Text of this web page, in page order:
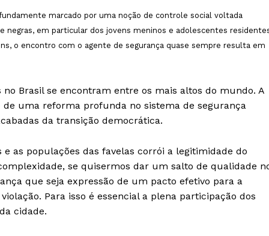
NOW
Subscription Plans
My account
marcado por uma noção de controle social voltada
negras, em particular dos jovens meninos e adolescentes
o encontro com o agente de segurança quase sempre resulta em
Brasil se encontram entre os mais altos do mundo. A
de uma reforma profunda no sistema de segurança
da transição democrática.
as populações das favelas corrói a legitimidade do
se quisermos dar um salto de qualidade
que seja expressão de um pacto efetivo para a
Para isso é essencial a plena participação dos
cidade.